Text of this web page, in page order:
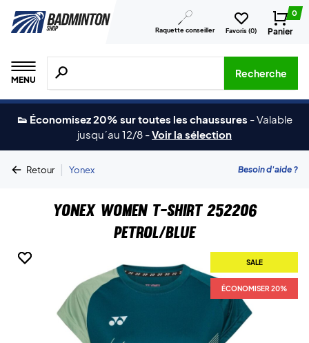
Raquette conseiller Favoris (0)
0
Panier
MENU
Recherche de produits, de marques, etc.
Recherche
👟 Économisez 20% sur toutes les chaussures -Valable
jusqu´au 12/8 -Voir la sélection
Retour | Yonex Besoin d'aide ?
Yonex Women T-shirt 252206
Petrol/Blue
SALE
ÉCONOMISER 20%
SALE
ÉCONOMISER 20%